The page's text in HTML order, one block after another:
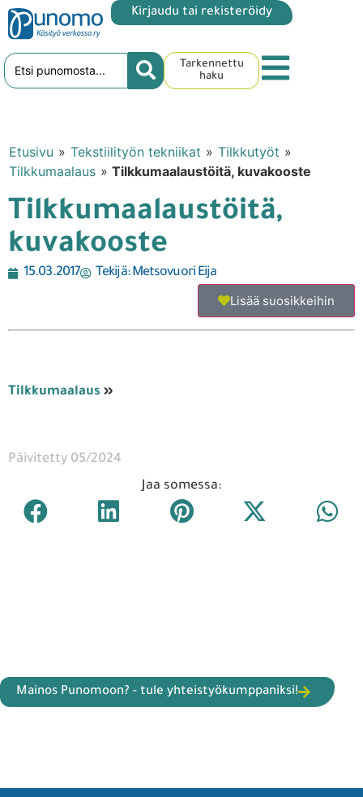
Kirjaudu tai rekisteröidy
Tarkennettu
haku
Etusivu » Tekstiilityön tekniikat » Tilkkutyöt »
Tilkkumaalaus » Tilkkumaalaustöitä, kuvakooste
Tilkkumaalaustöitä,
kuvakooste
15.03.2017 Tekijä:Metsovuori Eija
Lisää suosikkeihin
Tilkkumaalaus »
Päivitetty 05/2024
Jaa somessa:
Mainos Punomoon? - tule yhteistyökumppaniksi!